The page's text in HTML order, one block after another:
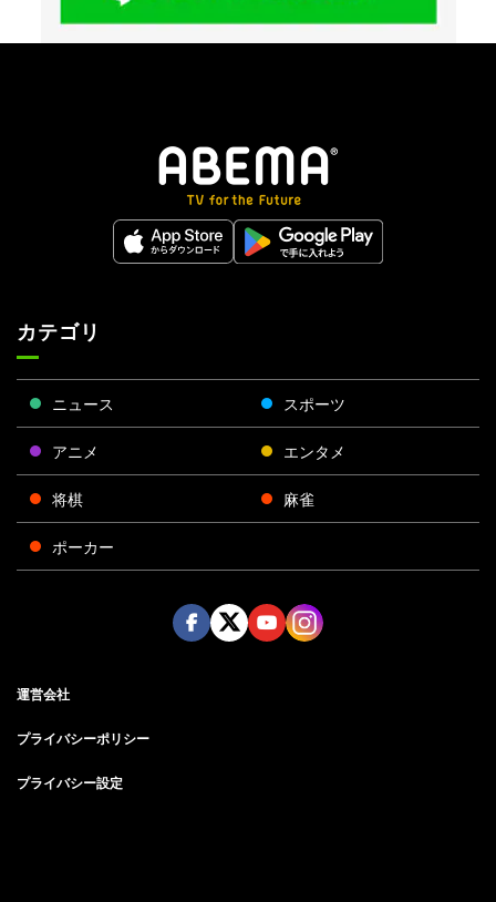
カテゴリ
ニュース スポーツ
アニメ エンタメ
将棋 麻雀
ポーカー
運営会社
プライバシーポリシー
プライバシー設定